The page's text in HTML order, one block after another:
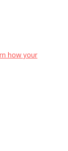
how your